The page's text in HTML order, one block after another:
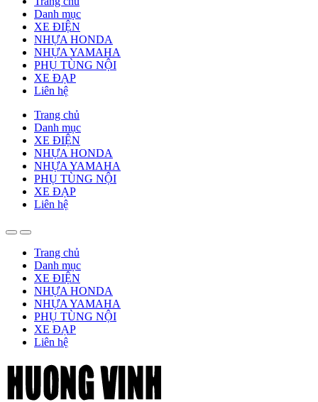
Danh mục
XE ĐIỆN
NHỰA HONDA
NHỰA YAMAHA
PHỤ TÙNG NỘI
XE ĐẠP
Liên hệ
Trang chủ
Danh mục
XE ĐIỆN
NHỰA HONDA
NHỰA YAMAHA
PHỤ TÙNG NỘI
XE ĐẠP
Liên hệ
Trang chủ
Danh mục
XE ĐIỆN
NHỰA HONDA
NHỰA YAMAHA
PHỤ TÙNG NỘI
XE ĐẠP
Liên hệ